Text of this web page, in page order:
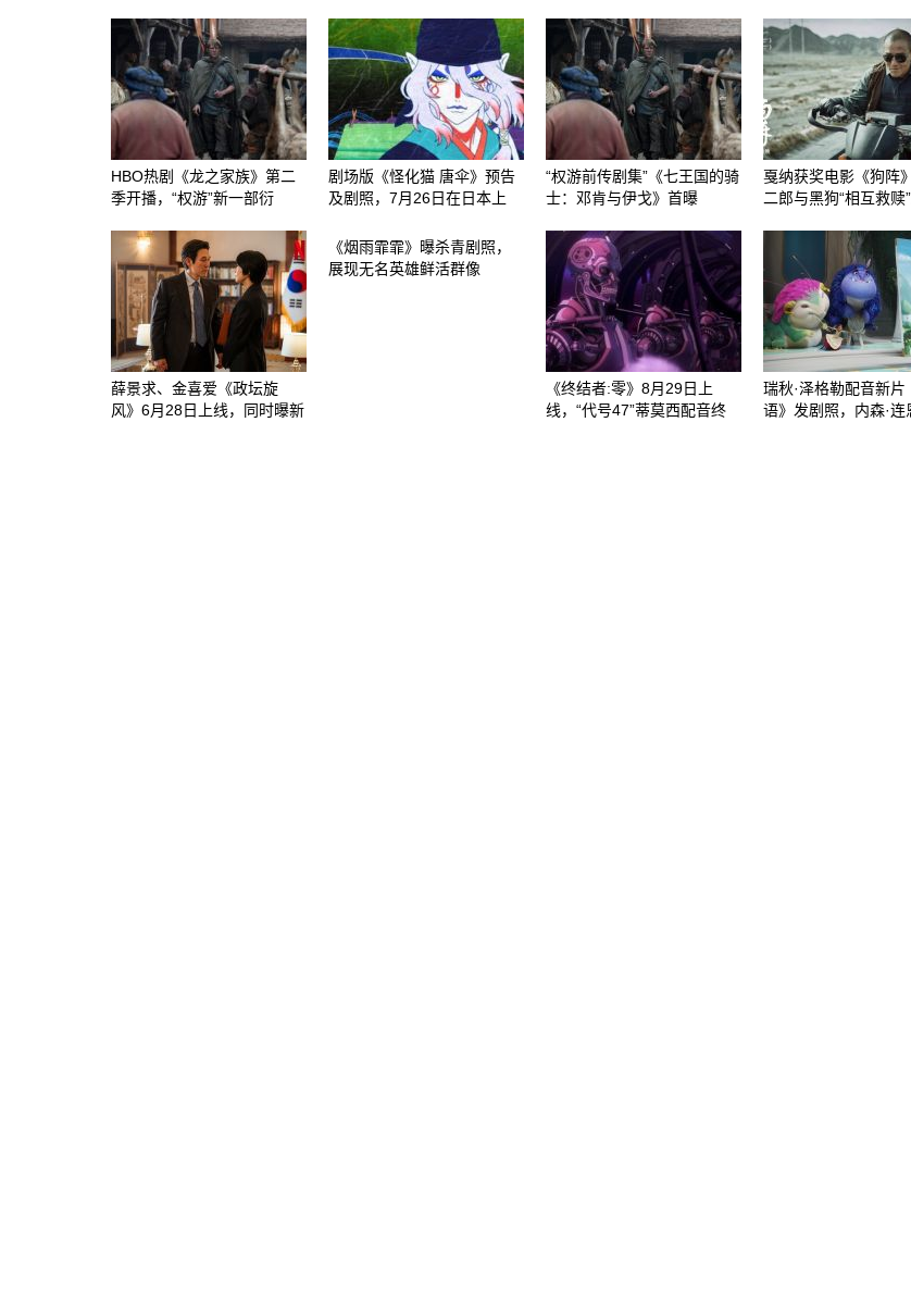
HBO热剧《龙之家族》第二
季开播，“权游”新一部衍
剧场版《怪化猫 唐伞》预告
及剧照，7月26日在日本上
“权游前传剧集”《七王国的骑
士：邓肯与伊戈》首曝
戛纳获奖电影《狗阵
二郎与黑狗“相互救赎
薛景求、金喜爱《政坛旋
风》6月28日上线，同时曝新
《烟雨霏霏》曝杀青剧照，
展现无名英雄鲜活群像
《终结者:零》8月29日上
线，“代号47”蒂莫西配音终
瑞秋·泽格勒配音新片
语》发剧照，内森·连